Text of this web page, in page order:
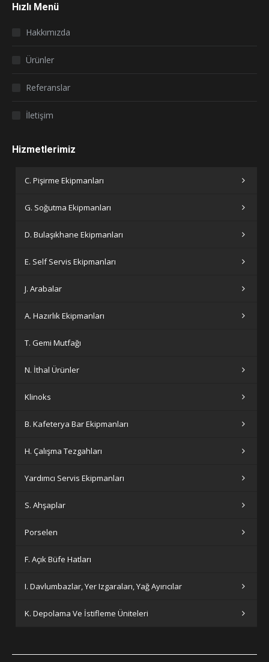
opens
window
opens
window
Hızlı Menü
Hakkımızda
Ürünler
Referanslar
İletişim
Hizmetlerimiz
C. Pişirme Ekipmanları
G. Soğutma Ekipmanları
D. Bulaşıkhane Ekipmanları
E. Self Servis Ekipmanları
J. Arabalar
A. Hazırlık Ekipmanları
T. Gemi Mutfağı
N. İthal Ürünler
Klinoks
B. Kafeterya Bar Ekipmanları
H. Çalışma Tezgahları
Yardımcı Servis Ekipmanları
S. Ahşaplar
Porselen
F. Açık Büfe Hatları
I. Davlumbazlar, Yer Izgaraları, Yağ Ayırıcılar
K. Depolama Ve İstifleme Üniteleri